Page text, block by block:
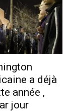
a déjà
année ,
jour